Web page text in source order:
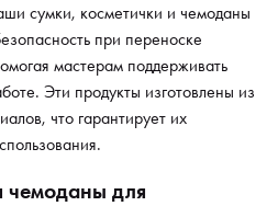
сумки, косметички и чемоданы
при переноске
мастерам поддерживать
Эти продукты изготовлены из
что гарантирует их
чемоданы для